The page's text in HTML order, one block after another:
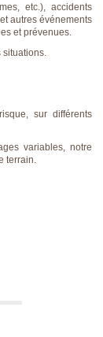
etc.), accidents
et autres événements
et prévenues.
sur différents
variables, notre
terrain